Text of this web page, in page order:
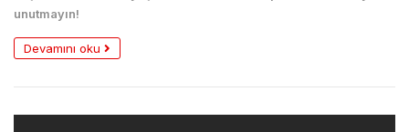
unutmayın!
Devamını oku